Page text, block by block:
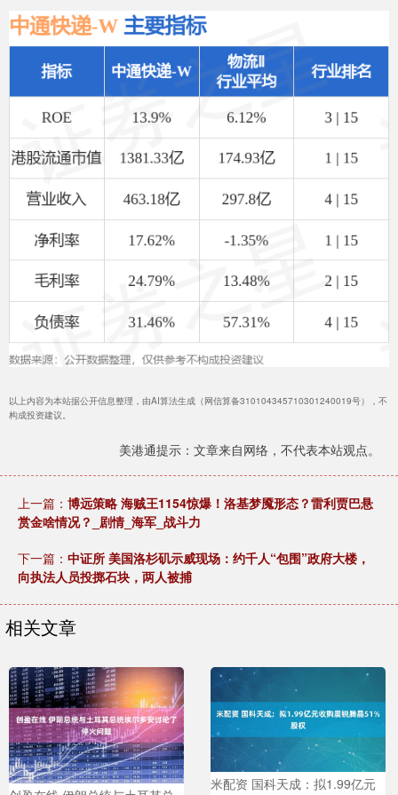
以上内容为本站据公开信息整理，由AI算法生成（网信算备310104345710301240019号），不
构成投资建议。
美港通提示：文章来自网络，不代表本站观点。
上一篇： 博远策略 海贼王1154惊爆！洛基梦魇形态？雷利贾巴悬
赏金啥情况？_剧情_海军_战斗力
下一篇： 中证所 美国洛杉矶示威现场：约千人“包围”政府大楼，
向执法人员投掷石块，两人被捕
相关文章
米配资 国科天成：拟1.99亿元